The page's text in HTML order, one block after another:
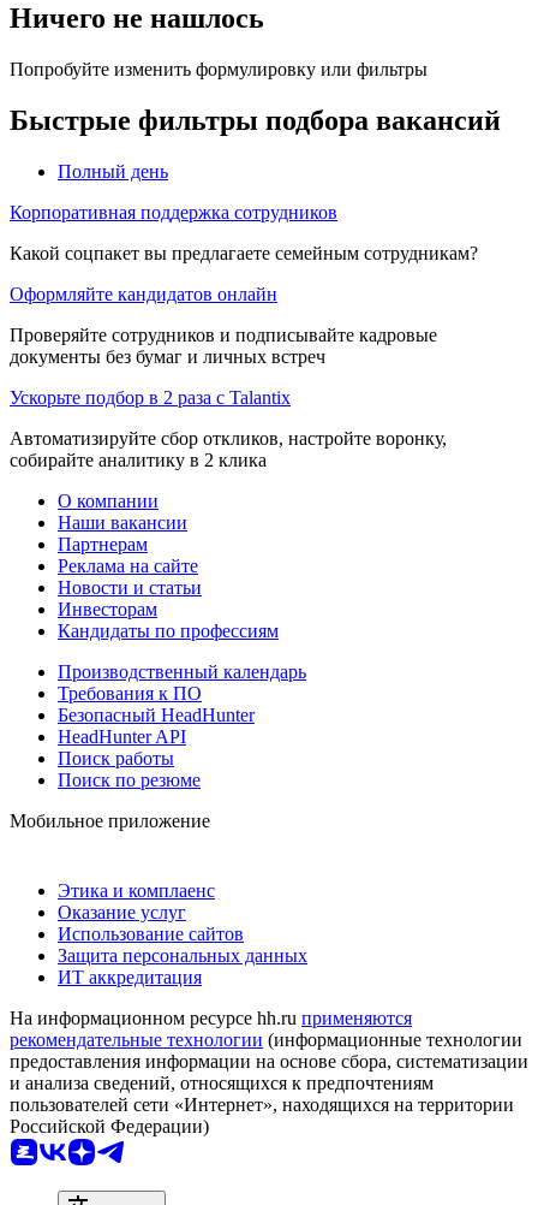
Ничего не нашлось
Попробуйте изменить формулировку или фильтры
Быстрые фильтры подбора вакансий
Полный день
Корпоративная поддержка сотрудников
Какой соцпакет вы предлагаете семейным сотрудникам?
Оформляйте кандидатов онлайн
Проверяйте сотрудников и подписывайте кадровые
документы без бумаг и личных встреч
Ускорьте подбор в 2 раза с Talantix
Автоматизируйте сбор откликов, настройте воронку,
собирайте аналитику в 2 клика
О компании
Наши вакансии
Партнерам
Реклама на сайте
Новости и статьи
Инвесторам
Кандидаты по профессиям
Производственный календарь
Требования к ПО
Безопасный HeadHunter
HeadHunter API
Поиск работы
Поиск по резюме
Мобильное приложение
Этика и комплаенс
Оказание услуг
Использование сайтов
Защита персональных данных
ИТ аккредитация
На информационном ресурсе hh.ru применяются
рекомендательные технологии (информационные технологии
предоставления информации на основе сбора, систематизации
и анализа сведений, относящихся к предпочтениям
пользователей сети «Интернет», находящихся на территории
Российской Федерации)